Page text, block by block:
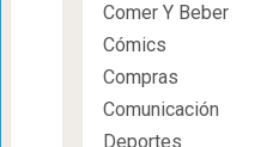
Comer Y Beber
Cómics
Compras
Comunicación
Deportes